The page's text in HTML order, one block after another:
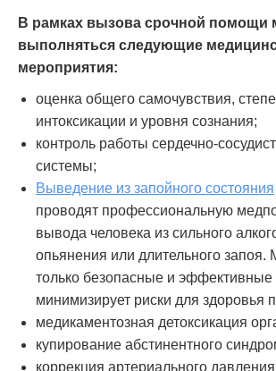
В рамках вызова срочной помощи
выполняться следующие
мероприятия:
оценка общего самочувствия,
интоксикации и уровня сознания;
контроль работы сердечно-
системы;
Выведение из запойного состояния
проводят профессиональную
вывода человека из сильного
опьянения или длительного запоя.
только безопасные и эффективные
минимизирует риски для здоровья
медикаментозная детоксикация
купирование абстинентного
коррекция артериального